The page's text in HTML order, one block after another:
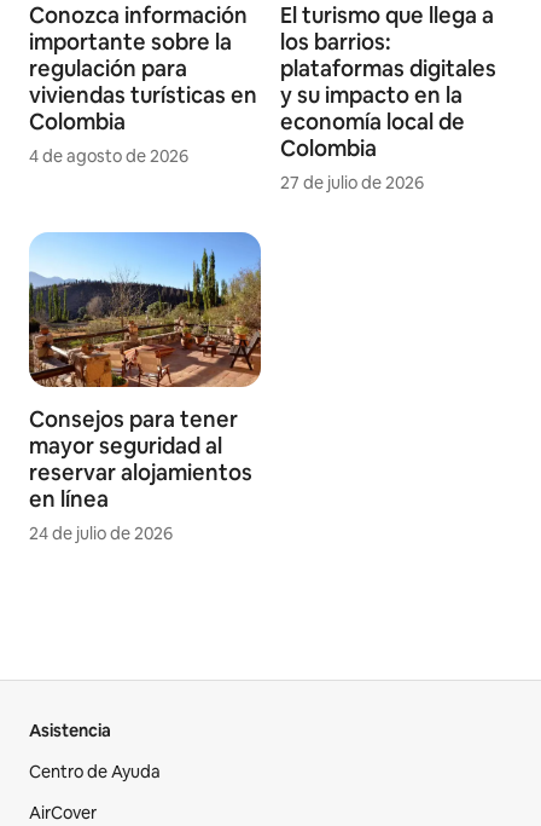
Conozca información
importante sobre la
regulación para
viviendas turísticas en
Colombia
4 de agosto de 2026
El turismo que llega a
los barrios:
plataformas digitales
y su impacto en la
economía local de
Colombia
27 de julio de 2026
Consejos para tener
mayor seguridad al
reservar alojamientos
en línea
24 de julio de 2026
Asistencia
Centro de Ayuda
AirCover